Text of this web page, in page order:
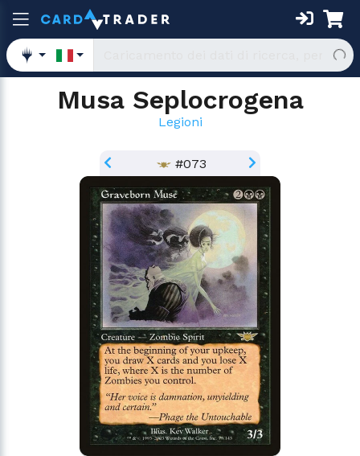
Musa Seplocrogena
Legioni
#073